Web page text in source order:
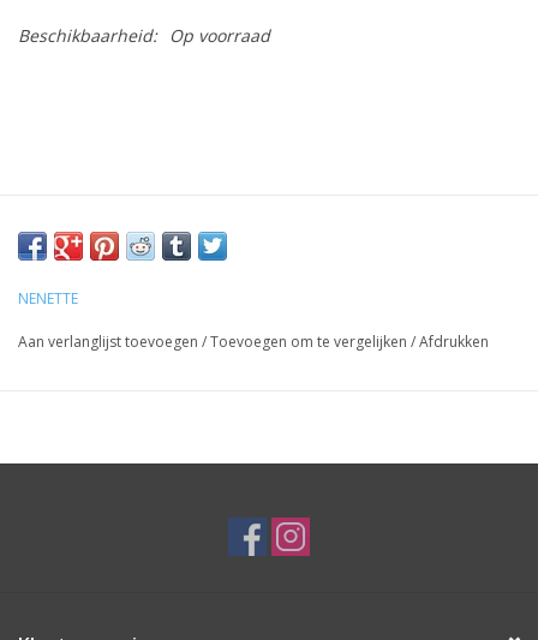
Beschikbaarheid: Op voorraad
NENETTE
Aan verlanglijst toevoegen /Toevoegen om te vergelijken /Afdrukken